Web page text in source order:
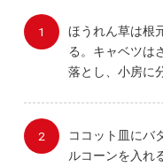
ほうれん草は根
る。キャベツは
落とし、小房に
ココット皿にバ
ルコーンを入れ